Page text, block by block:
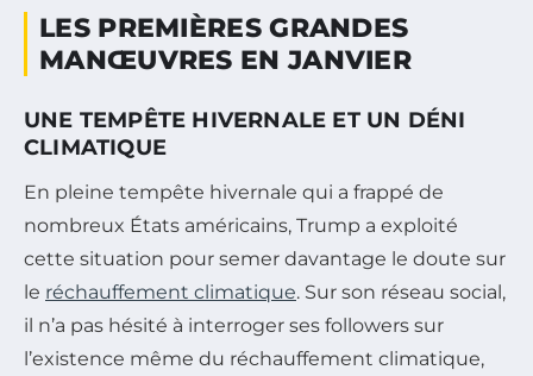
LES PREMIÈRES GRANDES
MANŒUVRES EN JANVIER
UNE TEMPÊTE HIVERNALE ET UN DÉNI
CLIMATIQUE
En pleine tempête hivernale qui a frappé de
nombreux États américains, Trump a exploité
cette situation pour semer davantage le doute sur
le réchauffement climatique. Sur son réseau social,
il n’a pas hésité à interroger ses followers sur
l’existence même du réchauffement climatique,